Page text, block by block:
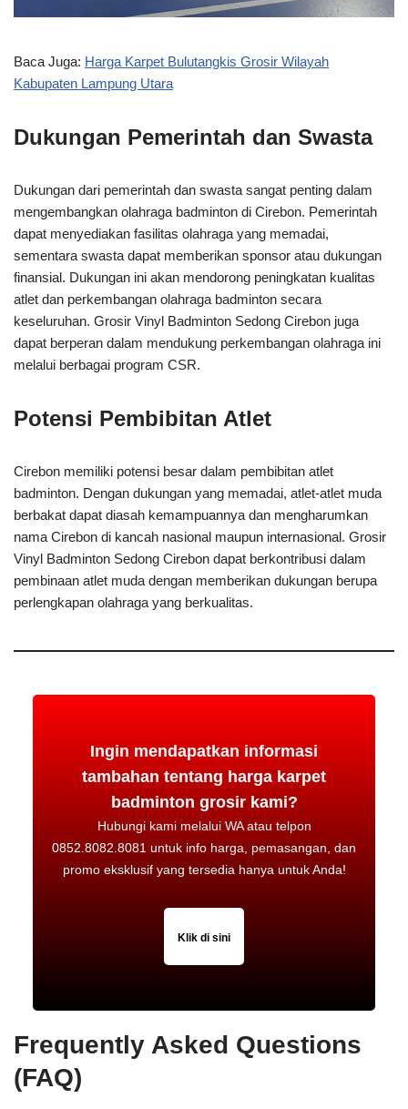
Baca Juga: Harga Karpet Bulutangkis Grosir Wilayah
Kabupaten Lampung Utara
Dukungan Pemerintah dan Swasta
Dukungan dari pemerintah dan swasta sangat penting dalam
mengembangkan olahraga badminton di Cirebon. Pemerintah
dapat menyediakan fasilitas olahraga yang memadai,
sementara swasta dapat memberikan sponsor atau dukungan
finansial. Dukungan ini akan mendorong peningkatan kualitas
atlet dan perkembangan olahraga badminton secara
keseluruhan. Grosir Vinyl Badminton Sedong Cirebon juga
dapat berperan dalam mendukung perkembangan olahraga ini
melalui berbagai program CSR.
Potensi Pembibitan Atlet
Cirebon memiliki potensi besar dalam pembibitan atlet
badminton. Dengan dukungan yang memadai, atlet-atlet muda
berbakat dapat diasah kemampuannya dan mengharumkan
nama Cirebon di kancah nasional maupun internasional. Grosir
Vinyl Badminton Sedong Cirebon dapat berkontribusi dalam
pembinaan atlet muda dengan memberikan dukungan berupa
perlengkapan olahraga yang berkualitas.
Ingin mendapatkan informasi
tambahan tentang harga karpet
badminton grosir kami?
Hubungi kami melalui WA atau telpon
0852.8082.8081 untuk info harga, pemasangan, dan
promo eksklusif yang tersedia hanya untuk Anda!
Klik di sini
Frequently Asked Questions
(FAQ)